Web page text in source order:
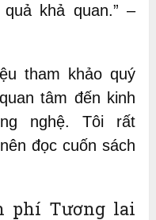
khả quan.” –
tham khảo quý
tâm đến kinh
nghệ. Tôi rất
đọc cuốn sách
phí Tương lai